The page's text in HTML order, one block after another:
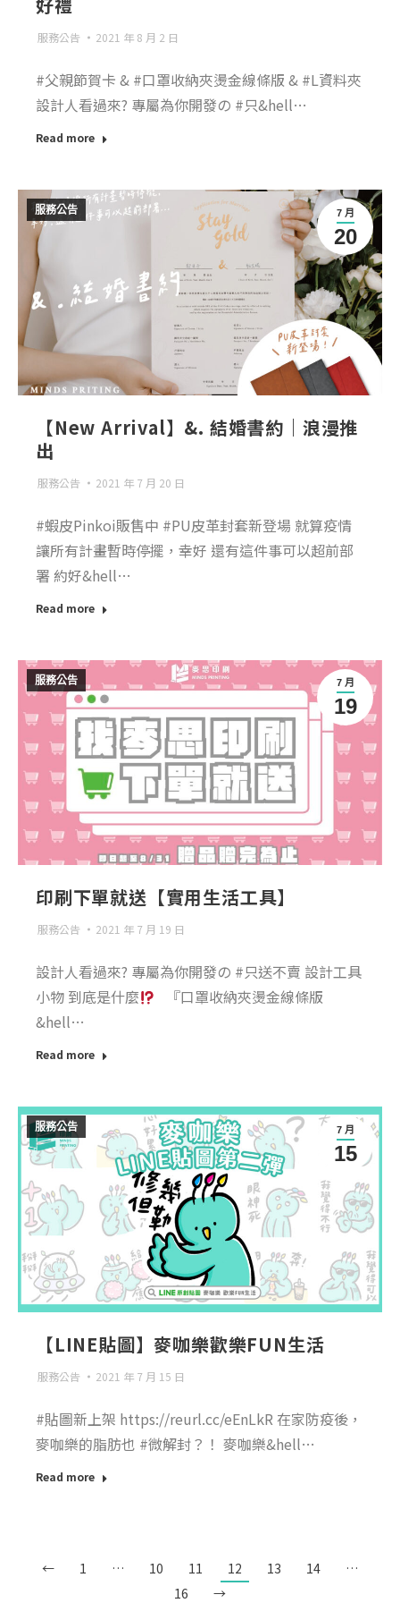
好禮
服務公告 2021 年 8 月 2 日
#父親節賀卡 & #口罩收納夾燙金線條版 & #L資料夾
設計人看過來? 專屬為你開發の #只&hell…
Read more
7 月
20
服務公告
【New Arrival】&. 結婚書約｜浪漫推
出
服務公告 2021 年 7 月 20 日
#蝦皮Pinkoi販售中 #PU皮革封套新登場 就算疫情
讓所有計畫暫時停擺，幸好 還有這件事可以超前部
署 約好&hell…
Read more
7 月
19
服務公告
印刷下單就送【實用生活工具】
服務公告 2021 年 7 月 19 日
設計人看過來? 專屬為你開發の #只送不賣 設計工具
小物 到底是什麼
『口罩收納夾燙金線條版
&hell…
Read more
7 月
15
服務公告
【LINE貼圖】麥咖樂歡樂FUN生活
服務公告 2021 年 7 月 15 日
#貼圖新上架 https://reurl.cc/eEnLkR 在家防疫後，
麥咖樂的脂肪也 #微解封？！ 麥咖樂&hell…
Read more
← 1 … 10 11 12 13 14
…
16
→